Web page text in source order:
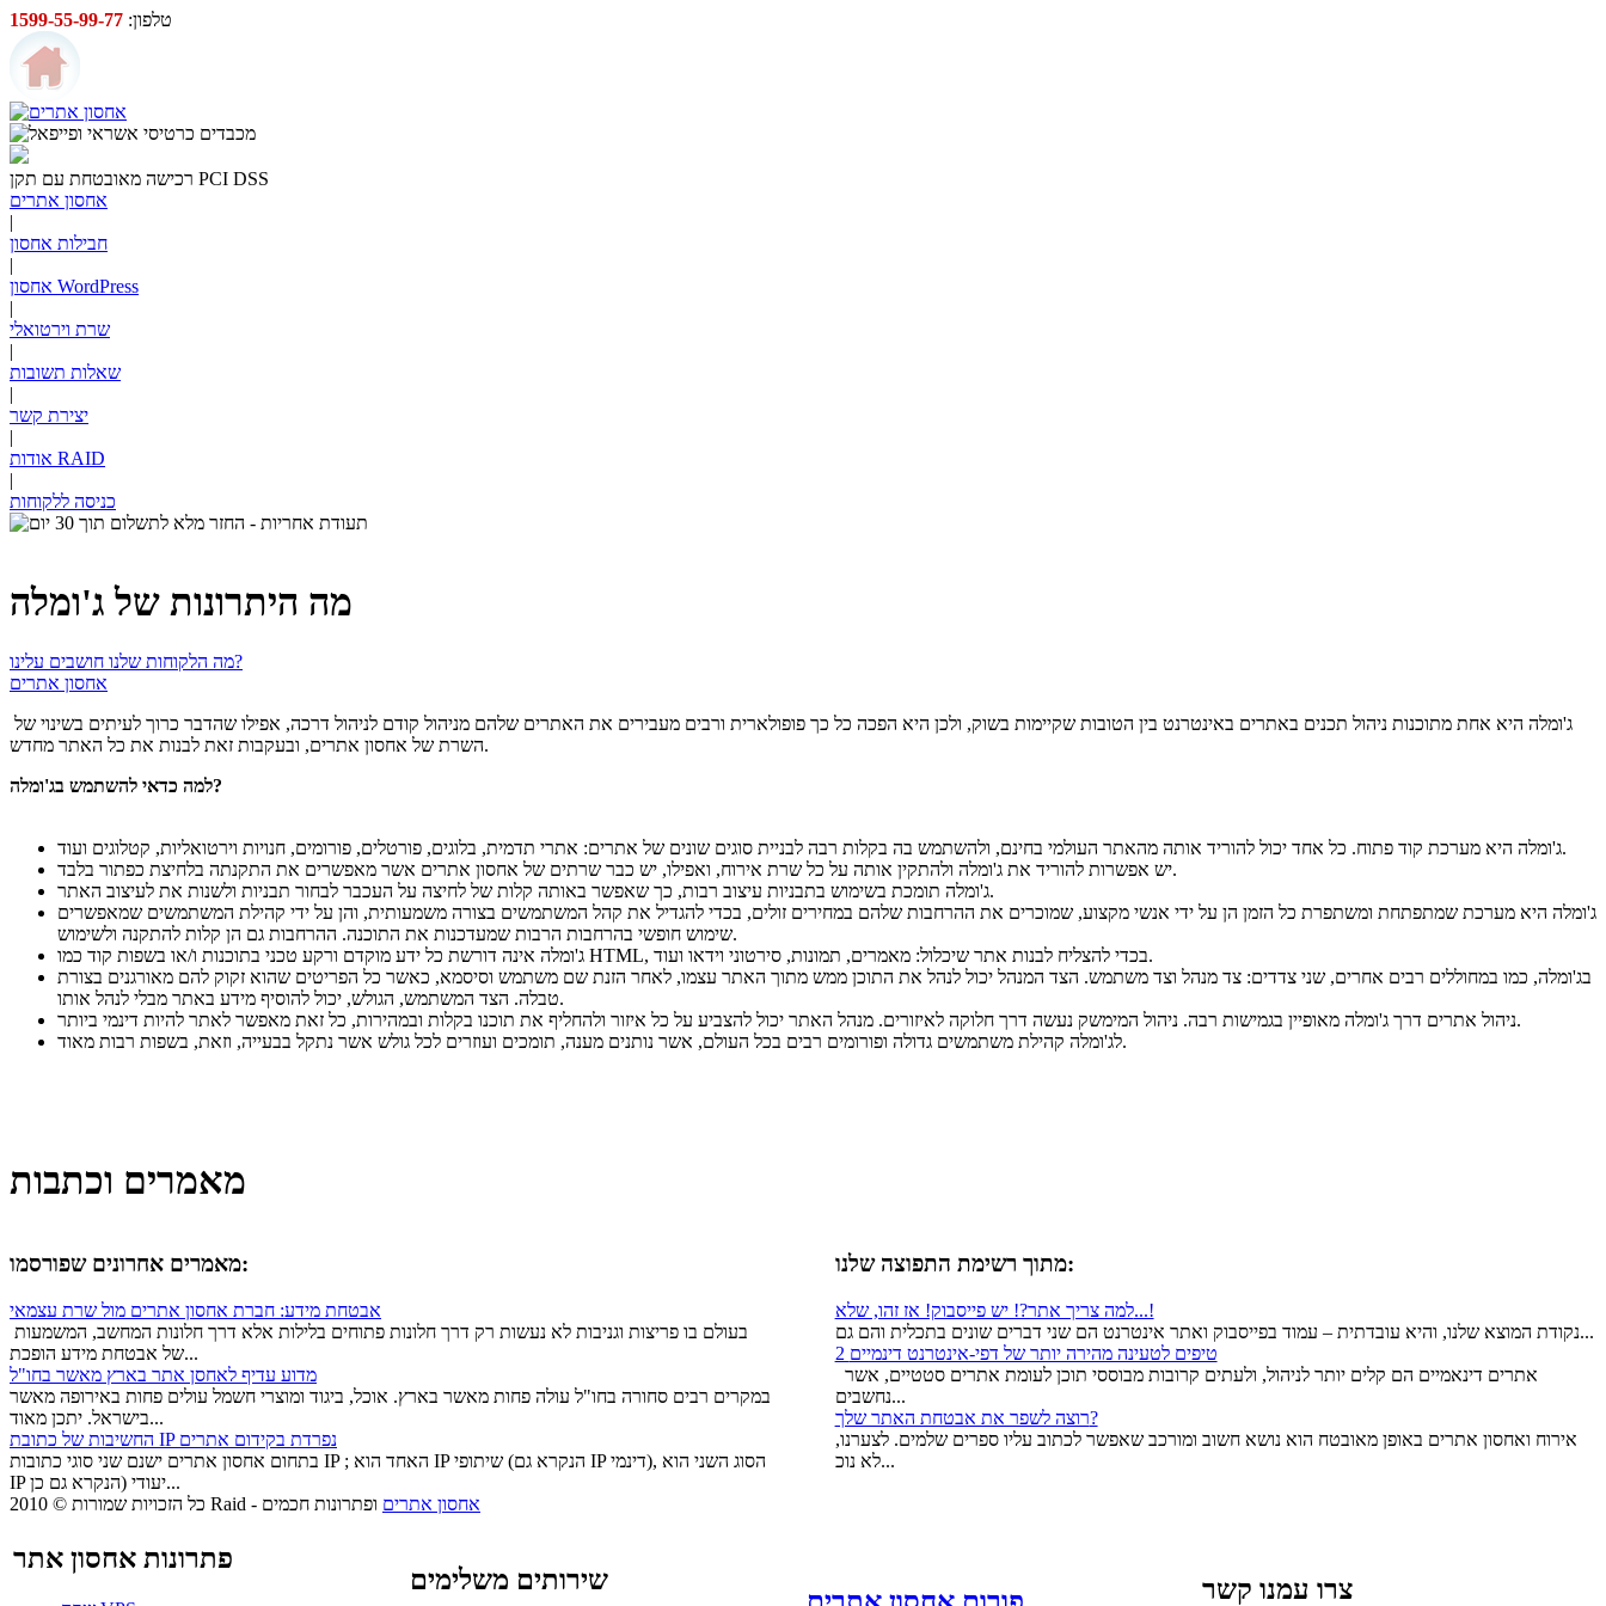
טלפון: 1599-55-99-77
רכישה מאובטחת עם תקן PCI DSS
אחסון אתרים
|
חבילות אחסון
|
אחסון WordPress
|
שרת וירטואלי
|
שאלות תשובות
|
יצירת קשר
|
RAID
|
כניסה ללקוחות
מה היתרונות של ג'ומלה
מה הלקוחות שלנו חושבים עלינו?
אחסון אתרים
השרת של אחסון אתרים, ובעקבות זאת לבנות את כל האתר מחדש.
למה כדאי להשתמש בג'ומלה?
ג'ומלה היא מערכת קוד פתוח. כל אחד יכול להוריד אותה מהאתר העולמי בחינם, ולהשתמש בה בקלות רבה לבניית סוגים שונים של אתרים: אתרי תדמית, בלוגים, פורטלים, פורומים, חנויות וירטואליות, קטלוגים ועוד.
יש אפשרות להוריד את ג'ומלה ולהתקין אותה על כל שרת אירוח, ואפילו, יש כבר שרתים של אחסון אתרים אשר מאפשרים את התקנתה בלחיצת כפתור בלבד.
ג'ומלה תומכת בשימוש בתבניות עיצוב רבות, כך שאפשר באותה קלות של לחיצה על העכבר לבחור תבניות ולשנות את לעיצוב האתר.
ג'ומלה היא מערכת שמתפתחת ומשתפרת כל הזמן הן על ידי אנשי מקצוע, שמוכרים את ההרחבות שלהם במחירים זולים, בכדי להגדיל את קהל המשתמשים בצורה משמעותית, והן על ידי קהילת המשתמשים שמאפשרים
שימוש חופשי בהרחבות הרבות שמעדכנות את התוכנה. ההרחבות גם הן קלות להתקנה ולשימוש.
ג'ומלה אינה דורשת כל ידע מוקדם ורקע טכני בתוכנות ו/או בשפות קוד כמו HTML, בכדי להצליח לבנות אתר שיכלול: מאמרים, תמונות, סירטוני וידאו ועוד.
בג'ומלה, כמו במחוללים רבים אחרים, שני צדדים: צד מנהל וצד משתמש. הצד המנהל יכול לנהל את התוכן ממש מתוך האתר עצמו, לאחר הזנת שם משתמש וסיסמא, כאשר כל הפריטים שהוא זקוק להם מאורגנים בצורת
טבלה. הצד המשתמש, הגולש, יכול להוסיף מידע באתר מבלי לנהל אותו.
ניהול אתרים דרך ג'ומלה מאופיין בגמישות רבה. ניהול המימשק נעשה דרך חלוקה לאיזורים. מנהל האתר יכול להצביע על כל איזור ולהחליף את תוכנו בקלות ובמהירות, כל זאת מאפשר לאתר להיות דינמי ביותר.
לג'ומלה קהילת משתמשים גדולה ופורומים רבים בכל העולם, אשר נותנים מענה, תומכים ועוזרים לכל גולש אשר נתקל בבעייה, וזאת, בשפות רבות מאוד.
מאמרים וכתבות
מתוך רשימת התפוצה שלנו:
למה צריך אתר?! יש פייסבוק! אז זהו, שלא...!
נקודת המוצא שלנו, והיא עובדתית – עמוד בפייסבוק ואתר אינטרנט הם שני דברים שונים בתכלית והם גם...
2 טיפים לטעינה מהירה יותר של דפי-אינטרנט דינמיים
נחשבים...
רוצה לשפר את אבטחת האתר שלך?
אירוח ואחסון אתרים באופן מאובטח הוא נושא חשוב ומורכב שאפשר לכתוב עליו ספרים שלמים. לצערנו,
לא נוכ...
מאמרים אחרונים שפורסמו:
אבטחת מידע: חברת אחסון אתרים מול שרת עצמאי
של אבטחת מידע הופכת...
מדוע עדיף לאחסן אתר בארץ מאשר בחו"ל
במקרים רבים סחורה בחו"ל עולה פחות מאשר בארץ. אוכל, ביגוד ומוצרי חשמל עולים פחות באירופה מאשר
בישראל. יתכן מאוד...
החשיבות של כתובת IP נפרדת בקידום אתרים
בתחום אחסון אתרים ישנם שני סוגי כתובות IP ; האחד הוא IP שיתופי (הנקרא גם IP דינמי), הסוג השני הוא
IP יעודי (הנקרא גם כן...
כל הזכויות שמורות © 2010 Raid - אחסון אתרים ופתרונות חכמים
פתרונות אחסון אתר
שירותים משלימים צרו עמנו קשר